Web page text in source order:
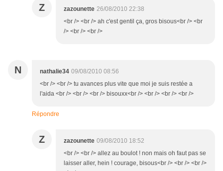
Z zazounette 26/08/2010 22:38
<br /> <br /> ah c'est gentil ça, gros bisous<br /> <br
/> <br /> <br />
N nathalie34 09/08/2010 08:56
<br /> <br /> tu avances plus vite que moi je suis restée a
l'aida <br /> <br /> <br /> bisouxx<br /> <br /> <br /> <br />
Répondre
Z zazounette 09/08/2010 18:52
<br /> <br /> allez au boulot ! non mais oh faut pas se
laisser aller, hein ! courage, bisous<br /> <br /> <br />